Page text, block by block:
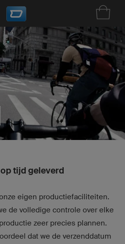
tijd geleverd
eigen productiefaciliteiten.
de volledige controle over elke
zeer precies plannen.
dat we de verzenddatum